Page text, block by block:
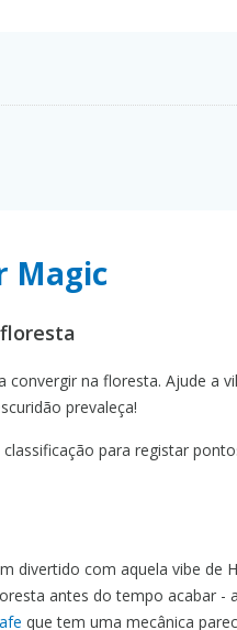
Magic
na floresta. Ajude a
prevaleça!
para registar
divertido com aquela vibe de
antes do tempo acabar -
que tem uma mecânica